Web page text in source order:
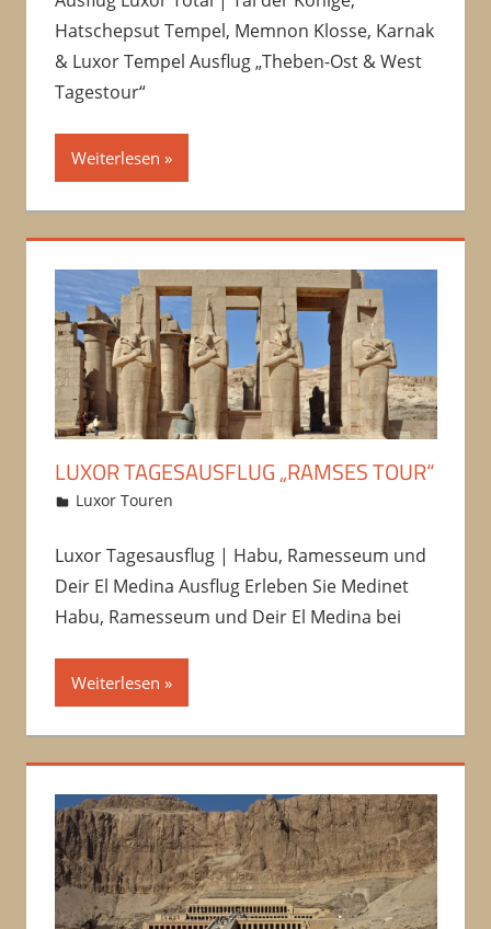
Hatschepsut Tempel, Memnon Klosse, Karnak
& Luxor Tempel Ausflug „Theben-Ost & West
Tagestour“
Weiterlesen
LUXOR TAGESAUSFLUG „RAMSES TOUR“
10/10/2016
Amru
Luxor Touren
Luxor Tagesausflug | Habu, Ramesseum und
Deir El Medina Ausflug Erleben Sie Medinet
Habu, Ramesseum und Deir El Medina bei
Weiterlesen